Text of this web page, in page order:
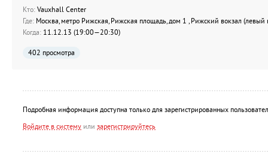
Кто: Vauxhall Center
Где: Москва, метро Рижская, Рижская площадь, дом 1 , Рижский вокзал (левый
Когда: 11.12.13 (19:00—20:30)
402 просмотра
Подробная информация доступна только для зарегистрированных
Войдите в систему или зарегистрируйтесь